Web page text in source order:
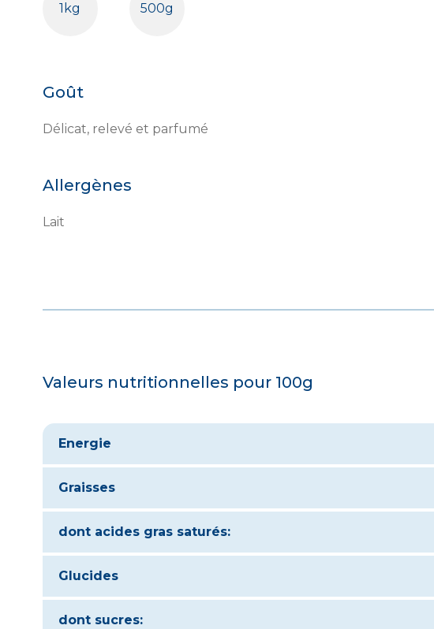
1kg 500g
Goût
Délicat, relevé et parfumé
Allergènes
Lait
Valeurs nutritionnelles pour 100g
Energie
Graisses
dont acides gras saturés:
Glucides
dont sucres: